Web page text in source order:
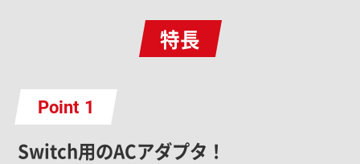
特長
Point
Switch用のACアダプタ！